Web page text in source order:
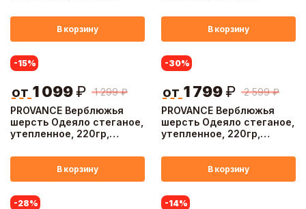
В корзину В корзину
PROVANCE Верблюжья
шерсть Одеяло стеганое,
утепленное, 220гр,
-15%
1 299 ₽
от 1 099₽
В корзину
PROVANCE Верблюжья
шерсть Одеяло стеганое,
утепленное, 220гр,
-30%
2 599 ₽
от 1 799₽
В корзину
-28% -14%